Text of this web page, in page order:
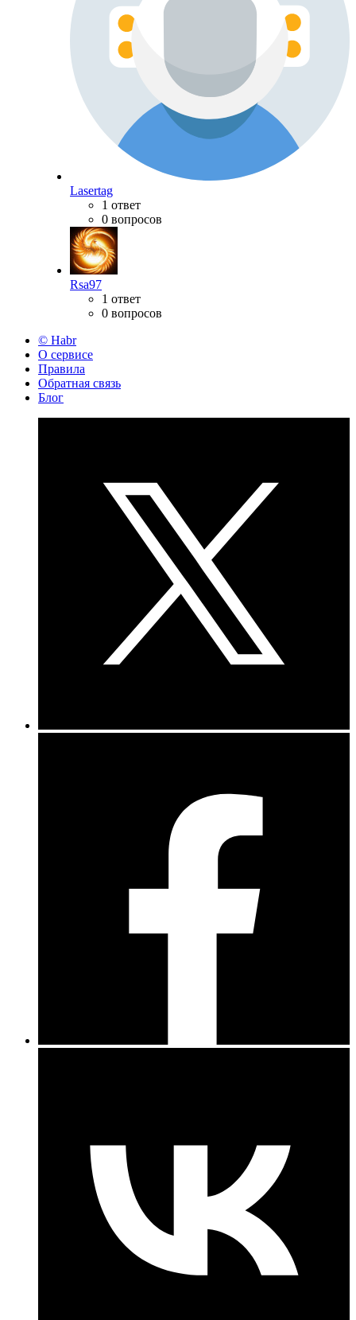
Lasertag
1 ответ
0 вопросов
Rsa97
1 ответ
0 вопросов
© Habr
О сервисе
Правила
Обратная связь
Блог